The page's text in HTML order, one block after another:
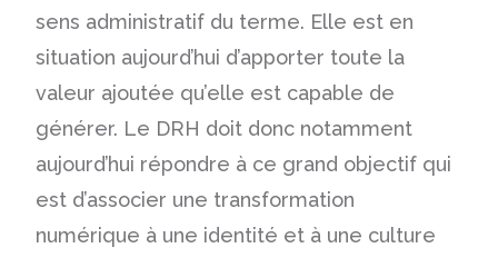
sens administratif du terme. Elle est en
situation aujourd’hui d’apporter toute la
valeur ajoutée qu’elle est capable de
générer. Le DRH doit donc notamment
aujourd’hui répondre à ce grand objectif qui
est d’associer une transformation
numérique à une identité et à une culture